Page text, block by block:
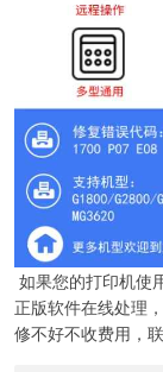
如果您的打印机使
正版软件在线处理
修不好不收费用，